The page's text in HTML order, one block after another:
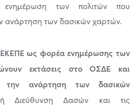
ενημέρωση των πολιτών που
ανάρτηση των δασικών χαρτών.
ως φορέα ενημέρωσης των
εκτάσεις στο ΟΣΔΕ και
την ανάρτηση των δασικών
Διεύθυνση Δασών και τις